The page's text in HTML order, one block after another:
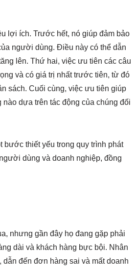
lợi ích. Trước hết, nó giúp đảm bảo
người dùng. Điều này có thể dẫn
lên. Thứ hai, việc ưu tiên các câu
và có giá trị nhất trước tiên, từ đó
sách. Cuối cùng, việc ưu tiên giúp
dựa trên tác động của chúng đối
thiết yếu trong quy trình phát
dùng và doanh nghiệp, đồng
nhưng gần đây họ đang gặp phải
dài và khách hàng bực bội. Nhân
đến đơn hàng sai và mất doanh